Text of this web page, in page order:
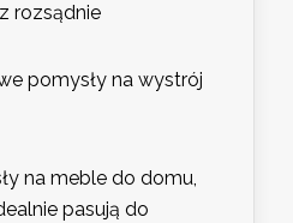
rozsądnie
pomysły na wystrój
na meble do domu,
pasują do